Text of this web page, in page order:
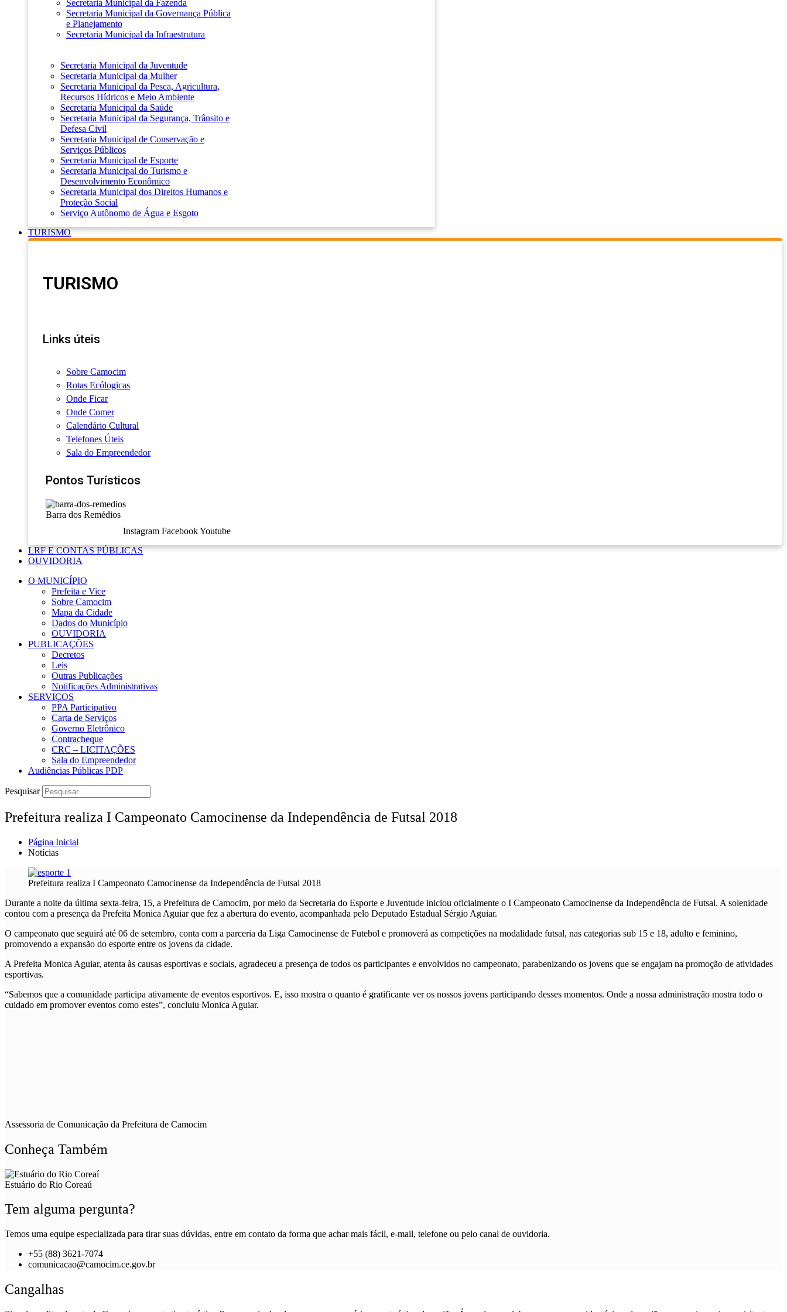
Secretaria Municipal da Fazenda
Secretaria Municipal da Governança Pública
e Planejamento
Secretaria Municipal da Infraestrutura
Secretaria Municipal da Juventude
Secretaria Municipal da Mulher
Secretaria Municipal da Pesca, Agricultura,
Recursos Hídricos e Meio Ambiente
Secretaria Municipal da Saúde
Secretaria Municipal da Segurança, Trânsito e
Defesa Civil
Secretaria Municipal de Conservação e
Serviços Públicos
Secretaria Municipal de Esporte
Secretaria Municipal do Turismo e
Desenvolvimento Econômico
Secretaria Municipal dos Direitos Humanos e
Proteção Social
Serviço Autônomo de Água e Esgoto
TURISMO
TURISMO
Links úteis
Sobre Camocim
Rotas Ecólogicas
Onde Ficar
Onde Comer
Calendário Cultural
Telefones Úteis
Sala do Empreendedor
Pontos Turísticos
Barra dos Remédios
Instagram FacebookYoutube
LRF E CONTAS PÚBLICAS
OUVIDORIA
O MUNICÍPIO
Prefeita e Vice
Sobre Camocim
Mapa da Cidade
Dados do Município
OUVIDORIA
PUBLICAÇÕES
Decretos
Leis
Outras Publicações
Notificações Administrativas
SERVIÇOS
PPA Participativo
Carta de Serviços
Governo Eletrônico
Contracheque
CRC – LICITAÇÕES
Sala do Empreendedor
Audiências Públicas PDP
Pesquisar
Prefeitura realiza I Campeonato Camocinense da Independência de Futsal 2018
Página Inicial
Notícias
Prefeitura realiza I Campeonato Camocinense da Independência de Futsal 2018
Durante a noite da última sexta-feira, 15, a Prefeitura de Camocim, por meio da Secretaria do Esporte e Juventude iniciou oficialmente o I Campeonato Camocinense da Independência de Futsal. A solenidade
contou com a presença da Prefeita Monica Aguiar que fez a abertura do evento, acompanhada pelo Deputado Estadual Sérgio Aguiar.
O campeonato que seguirá até 06 de setembro, conta com a parceria da Liga Camocinense de Futebol e promoverá as competições na modalidade futsal, nas categorias sub 15 e 18, adulto e feminino,
promovendo a expansão do esporte entre os jovens da cidade.
A Prefeita Monica Aguiar, atenta às causas esportivas e sociais, agradeceu a presença de todos os participantes e envolvidos no campeonato, parabenizando os jovens que se engajam na promoção de atividades
esportivas.
“Sabemos que a comunidade participa ativamente de eventos esportivos. E, isso mostra o quanto é gratificante ver os nossos jovens participando desses momentos. Onde a nossa administração mostra todo o
cuidado em promover eventos como estes”, concluiu Monica Aguiar.
Assessoria de Comunicação da Prefeitura de Camocim
Conheça Também
Estuário do Rio Coreaú
Tem alguma pergunta?
Temos uma equipe especializada para tirar suas dúvidas, entre em contato da forma que achar mais fácil, e-mail, telefone ou pelo canal de ouvidoria.
+55 (88) 3621-7074
comunicacao@camocim.ce.gov.br
Cangalhas